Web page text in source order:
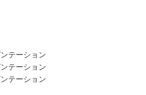
テーション
テーション
テーション